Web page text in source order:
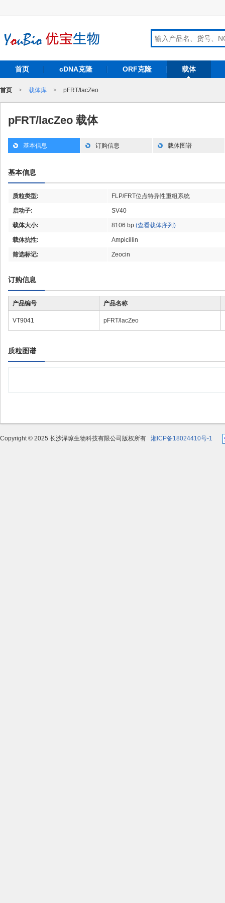
首页 cDNA克隆 ORF克隆 载体
首页 > 载体库 > pFRT/lacZeo
pFRT/lacZeo 载体
基本信息 订购信息 载体图谱
基本信息
质粒类型: FLP/FRT位点特异性重组系统
启动子: SV40
载体大小: 8106 bp (查看载体序列)
载体抗性: Ampicillin
筛选标记: Zeocin
订购信息
产品编号 产品名称
VT9041 pFRT/lacZeo
质粒图谱
Copyright © 2025 长沙泽琼生物科技有限公司版权所有 湘ICP备18024410号-1